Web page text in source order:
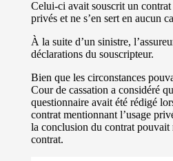
Celui-ci avait souscrit un
privés et ne s’en sert en aucun
À la suite d’un sinistre,
déclarations du souscripteur.
Bien que les circonstances
Cour de cassation a considéré
questionnaire avait été rédigé
contrat mentionnant l’usage
la conclusion du contrat pouvait
contrat.